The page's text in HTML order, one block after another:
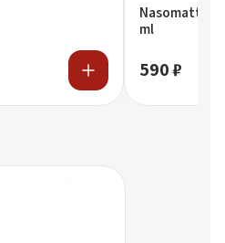
Nasomatto
ml
590 ₽